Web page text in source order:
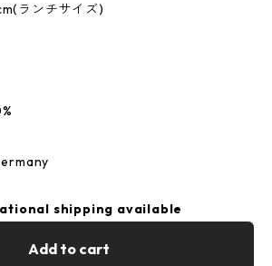
ランチサイズ)
shipping available
Add to cart